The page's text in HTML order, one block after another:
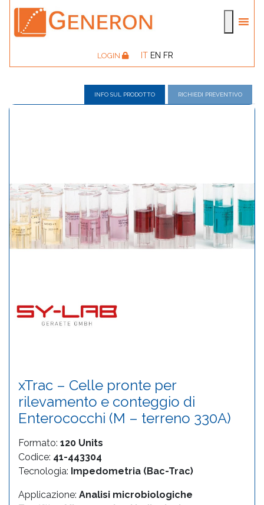
LOGIN IT EN FR
INFO SUL PRODOTTO RICHIEDI PREVENTIVO
xTrac – Celle pronte per
rilevamento e conteggio di
Enterococchi (M – terreno 330A)
Formato: 120 Units
Codice: 41-443304
Tecnologia: Impedometria (Bac-Trac)
Applicazione: Analisi microbiologiche